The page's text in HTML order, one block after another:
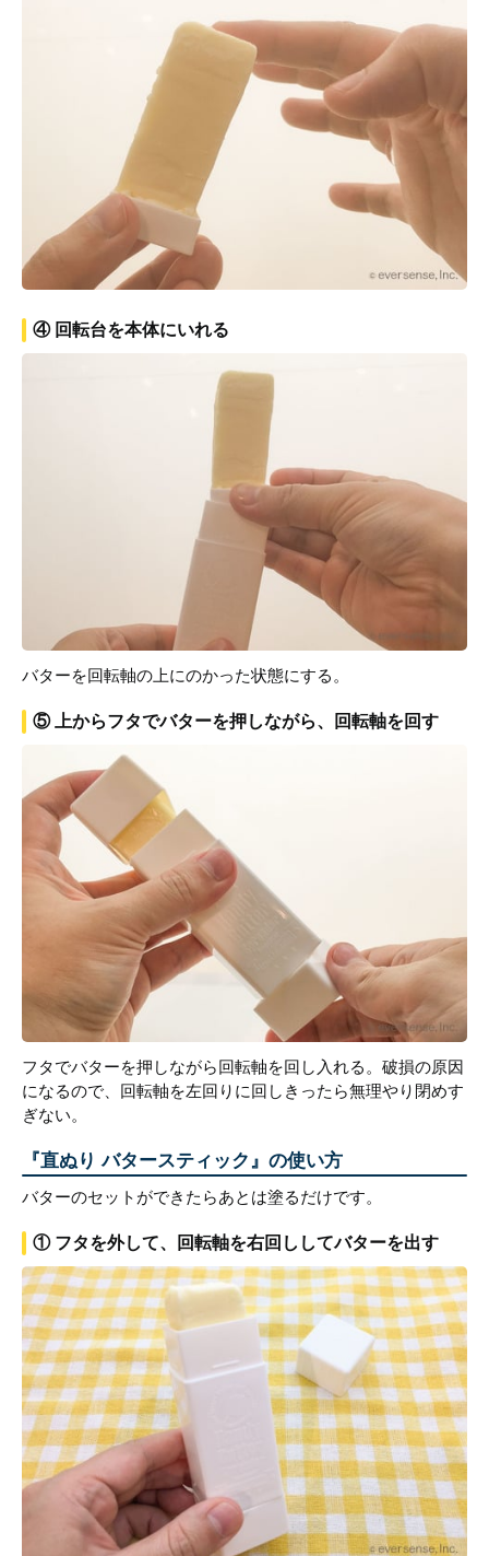
④ 回転台を本体にいれる
バターを回転軸の上にのかった状態にする。
⑤ 上からフタでバターを押しながら、回転軸を回す
フタでバターを押しながら回転軸を回し入れる。破損の原因
になるので、回転軸を左回りに回しきったら無理やり閉めす
ぎない。
『直ぬり バタースティック』の使い方
バターのセットができたらあとは塗るだけです。
① フタを外して、回転軸を右回ししてバターを出す